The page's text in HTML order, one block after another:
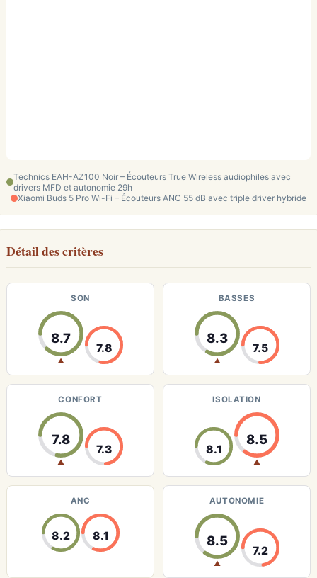
Technics EAH-AZ100 Noir – Écouteurs True Wireless audiophiles avec
drivers MFD et autonomie 29h
Xiaomi Buds 5 Pro Wi-Fi – Écouteurs ANC 55 dB avec triple driver hybride
Détail des critères
SON
8.7
▲
7.8
BASSES
8.3
▲
7.5
CONFORT
7.8
▲
7.3
ISOLATION
8.1
8.5
▲
ANC
8.2 8.1
AUTONOMIE
8.5
▲
7.2